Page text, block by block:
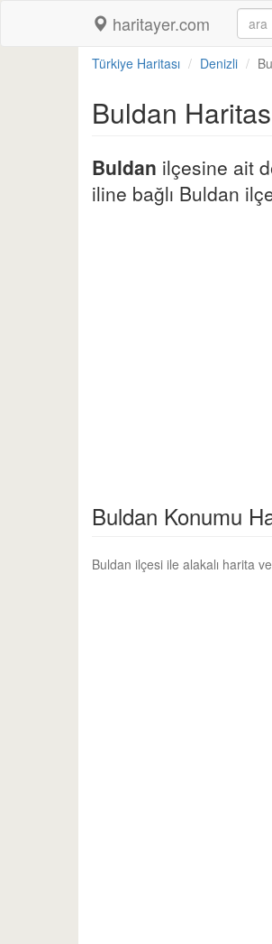
haritayer.com
Türkiye Haritası Denizli
Buldan
Buldan ilçesine ait
iline bağlı Buldan
Buldan Konumu
Buldan ilçesi ile alakalı harita